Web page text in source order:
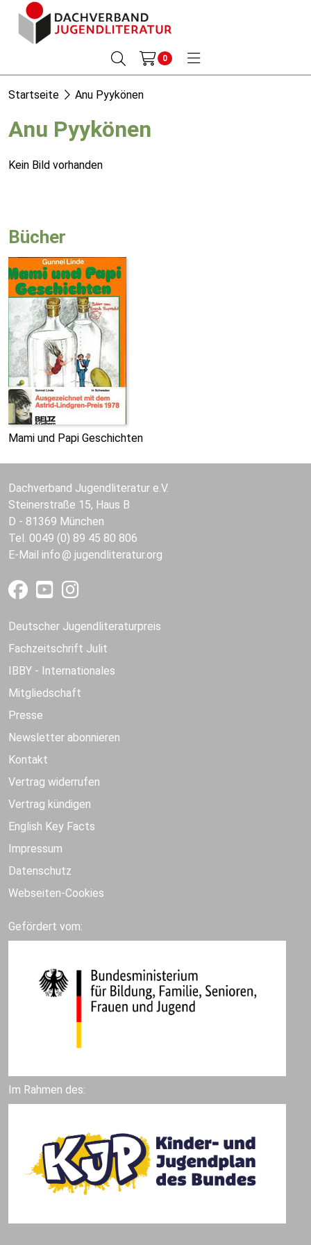
0
Startseite Anu Pyykönen
Anu Pyykönen
Kein Bild vorhanden
Bücher
Mami und Papi Geschichten
Dachverband Jugendliteratur e.V.
Steinerstraße 15, Haus B
D - 81369 München
Tel. 0049 (0) 89 45 80 806
E-Mail info jugendliteratur.org
Deutscher Jugendliteraturpreis
Fachzeitschrift Julit
IBBY - Internationales
Mitgliedschaft
Presse
Newsletter abonnieren
Kontakt
Vertrag widerrufen
Vertrag kündigen
English Key Facts
Impressum
Datenschutz
Webseiten-Cookies
Gefördert vom:
Im Rahmen des: